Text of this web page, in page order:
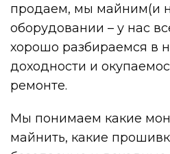
продаем, мы майним(и
оборудовании – у нас
хорошо разбираемся в
доходности и
ремонте.
Мы понимаем какие
майнить, какие